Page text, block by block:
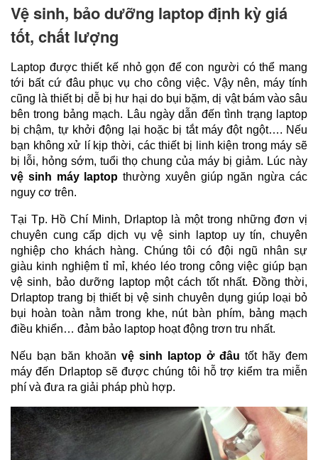
Vệ sinh, bảo dưỡng laptop định kỳ giá
tốt, chất lượng
Laptop được thiết kế nhỏ gọn để con người có thể mang
tới bất cứ đâu phục vụ cho công việc. Vậy nên, máy tính
cũng là thiết bị dễ bị hư hại do bụi bặm, dị vật bám vào sâu
bên trong bảng mạch. Lâu ngày dẫn đến tình trạng laptop
bị chậm, tự khởi động lại hoặc bị tắt máy đột ngột…. Nếu
bạn không xử lí kịp thời, các thiết bị linh kiện trong máy sẽ
vệ sinh máy laptop thường xuyên giúp ngăn ngừa các
nguy cơ trên.
Tại Tp. Hồ Chí Minh, Drlaptop là một trong những đơn vị
chuyên cung cấp dịch vụ vệ sinh laptop uy tín, chuyên
nghiệp cho khách hàng. Chúng tôi có đội ngũ nhân sự
giàu kinh nghiệm tỉ mỉ, khéo léo trong công việc giúp bạn
vệ sinh, bảo dưỡng laptop một cách tốt nhất. Đồng thời,
Drlaptop trang bị thiết bị vệ sinh chuyên dụng giúp loại bỏ
bụi hoàn toàn nằm trong khe, nút bàn phím, bảng mạch
điều khiển… đảm bảo laptop hoạt động trơn tru nhất.
Nếu bạn băn khoăn vệ sinh laptop ở đâu tốt hãy đem
máy đến Drlaptop sẽ được chúng tôi hỗ trợ kiểm tra miễn
phí và đưa ra giải pháp phù hợp.